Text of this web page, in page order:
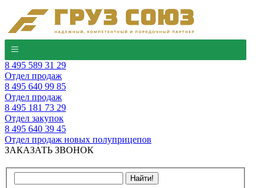
8 495 589 31 29
Отдел продаж
8 495 640 99 85
Отдел продаж
8 495 181 73 29
Отдел закупок
8 495 640 39 45
Отдел продаж новых полуприцепов
ЗАКАЗАТЬ ЗВОНОК